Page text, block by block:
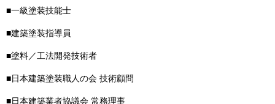
■一級塗装技能士
■建築塗装指導員
■塗料／工法開発技術者
■日本建築塗装職人の会 技術顧問
■日本建築業者協議会 常務理事